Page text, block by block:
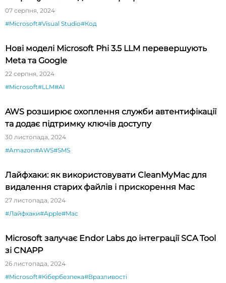
07 серпня, 2024
#Microsoft#Visual Studio#Код
Нові моделі Microsoft Phi 3.5 LLM перевершують
Meta та Google
22 серпня, 2024
#Microsoft#LLM#AI
AWS розширює охоплення служби автентифікації
та додає підтримку ключів доступу
30 листопада, 2024
#Amazon#AWS#SMS
Лайфхаки: як використовувати CleanMyMac для
видалення старих файлів і прискорення Mac
27 листопада, 2024
#Лайфхаки#Apple#Mac
Microsoft залучає Endor Labs до інтеграції SCA Tool
зі CNAPP
26 листопада, 2024
#Microsoft#Кібербезпека#Вразливості